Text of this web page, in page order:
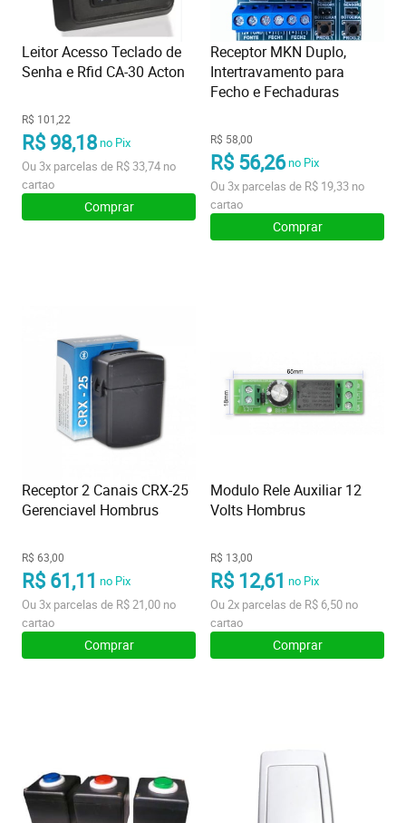
Leitor Acesso Teclado de
Senha e Rfid CA-30 Acton
R$ 101,22
R$ 98,18no Pix
Ou3x parcelas de R$ 33,74 no
cartao
Comprar
Receptor MKN Duplo,
Intertravamento para
Fecho e Fechaduras
R$ 58,00
R$ 56,26no Pix
Ou3x parcelas de R$ 19,33 no
cartao
Comprar
Receptor 2 Canais CRX-25
Gerenciavel Hombrus
R$ 63,00
R$ 61,11 no Pix
Ou3x parcelas de R$ 21,00 no
cartao
Comprar
Modulo Rele Auxiliar 12
Volts Hombrus
R$ 13,00
R$ 12,61 no Pix
Ou2x parcelas de R$ 6,50 no
cartao
Comprar